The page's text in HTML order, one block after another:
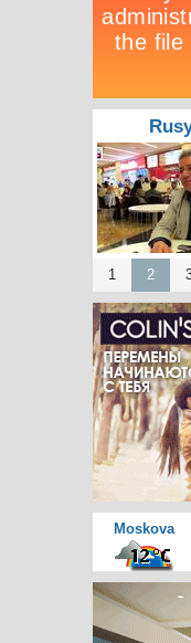
1 2
Moskova